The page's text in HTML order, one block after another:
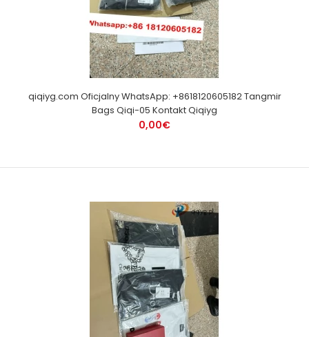
qiqiyg.com Oficjalny WhatsApp: +8618120605182 Tangmir
Bags Qiqi-05 Kontakt Qiqiyg
0,00€